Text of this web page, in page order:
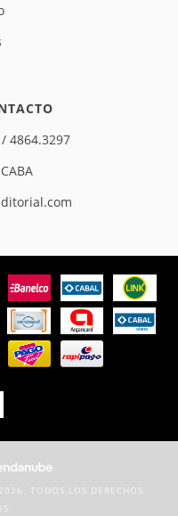
4864.3297
TODOS LOS DERECHOS